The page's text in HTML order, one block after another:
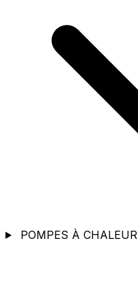
POMPES À CHALEUR